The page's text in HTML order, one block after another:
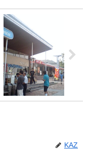
KAZ